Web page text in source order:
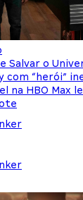
Salvar o
com “herói”
na HBO Max